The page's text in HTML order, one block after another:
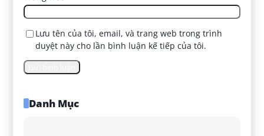
Lưu tên của tôi, email, và trang web trong trình
duyệt này cho lần bình luận kế tiếp của tôi.
Danh Mục